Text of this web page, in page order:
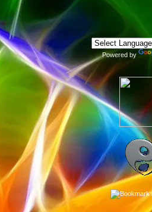
Powered by